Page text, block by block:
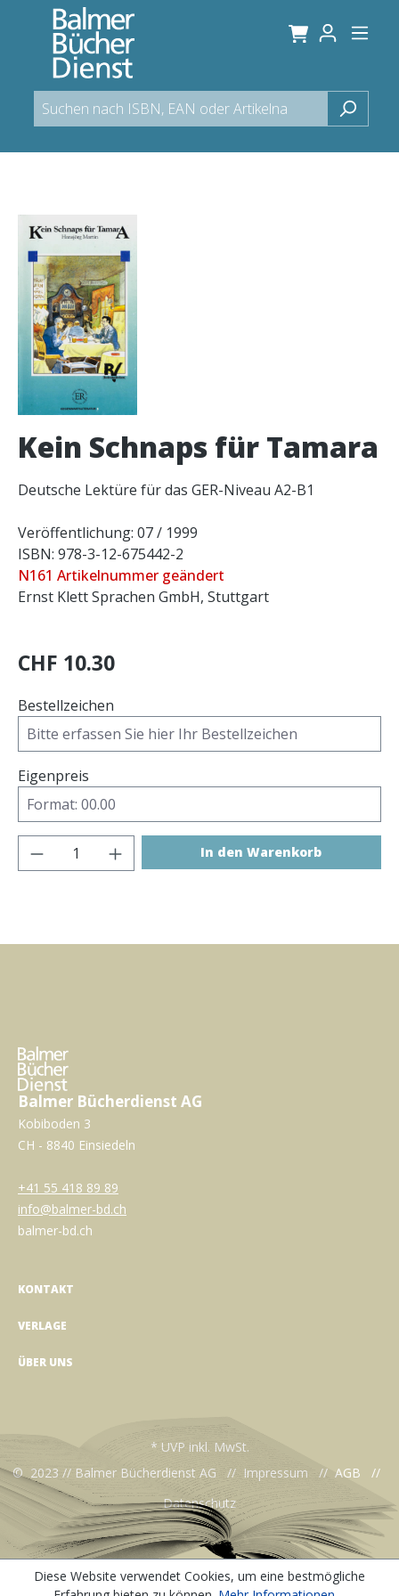
springen
Bildergalerie überspringen
Kein Schnaps für Tamara
Deutsche Lektüre für das GER-Niveau A2-B1
Veröffentlichung: 07 / 1999
ISBN: 978-3-12-675442-2
N161 Artikelnummer geändert
Ernst Klett Sprachen GmbH, Stuttgart
CHF 10.30
Bestellzeichen
Eigenpreis
Produkt Anzahl: Gib den gewünschten
In den Warenkorb
Balmer Bücherdienst AG
Kobiboden 3
CH - 8840 Einsiedeln
+41 55 418 89 89
info@balmer-bd.ch
balmer-bd.ch
KONTAKT
VERLAGE
ÜBER UNS
* UVP inkl. MwSt.
© 2023 // Balmer Bücherdienst AG // Impressum // AGB //
Datenschutz
Diese Website verwendet Cookies, um eine bestmögliche